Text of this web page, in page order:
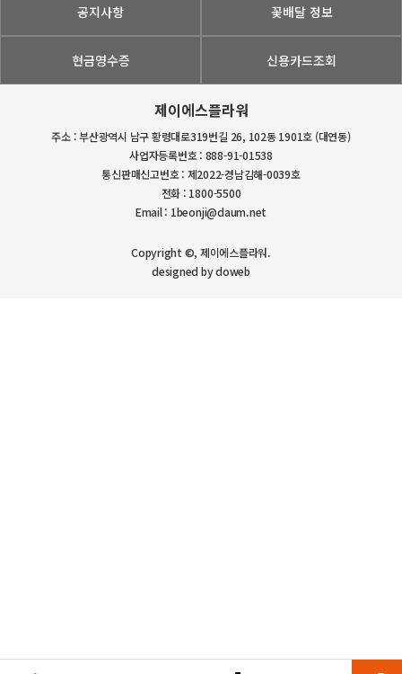
공지사항 꽃배달 정보
현금영수증 신용카드조회
제이에스플라워
주소 : 부산광역시 남구 황령대로319번길 26, 102동 1901호 (대연동)
사업자등록번호 : 888-91-01538
통신판매신고번호 : 제2022-경남김해-0039호
전화 : 1800-5500
Email : 1beonji@daum.net
Copyright ©, 제이에스플라워.
designed by doweb